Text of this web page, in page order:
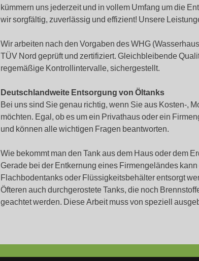
kümmern uns jederzeit und in vollem Umfang um die
wir sorgfältig, zuverlässig und effizient! Unsere
Wir arbeiten nach den Vorgaben des WHG
TÜV Nord geprüft und zertifiziert. Gleichbleibende
regemäßige Kontrollintervalle, sichergestellt.
Deutschlandweite Entsorgung von Öltanks
Bei uns sind Sie genau richtig, wenn Sie aus Kosten-,
möchten. Egal, ob es um ein Privathaus oder ein
und können alle wichtigen Fragen beantworten.
Wie bekommt man den Tank aus dem Haus oder dem
Gerade bei der Entkernung eines Firmengeländes
Flachbodentanks oder Flüssigkeitsbehälter entsorgt
Öfteren auch durchgerostete Tanks, die noch
geachtet werden. Diese Arbeit muss von speziell